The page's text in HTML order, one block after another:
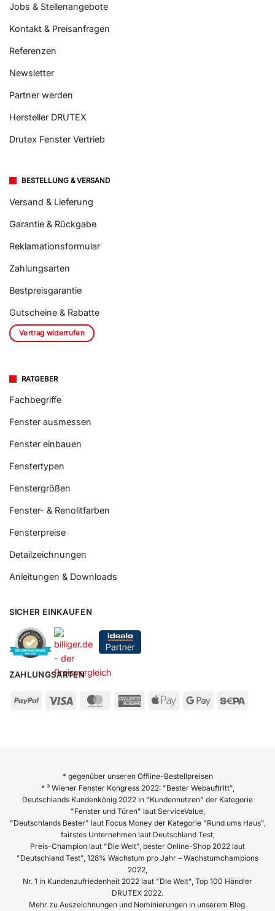
Jobs & Stellenangebote
Kontakt & Preisanfragen
Referenzen
Newsletter
Partner werden
Hersteller DRUTEX
Drutex Fenster Vertrieb
BESTELLUNG & VERSAND
Versand & Lieferung
Garantie & Rückgabe
Reklamationsformular
Zahlungsarten
Bestpreisgarantie
Gutscheine & Rabatte
Vertrag widerrufen
RATGEBER
Fachbegriffe
Fenster ausmessen
Fenster einbauen
Fenstertypen
Fenstergrößen
Fenster- & Renolitfarben
Fensterpreise
Detailzeichnungen
Anleitungen & Downloads
SICHER EINKAUFEN
ZAHLUNGSARTEN
* gegenüber unseren Offline-Bestellpreisen
* ³ Wiener Fenster Kongress 2022: "Bester Webauftritt",
Deutschlands Kundenkönig 2022 in "Kundennutzen" der Kategorie
"Fenster und Türen" laut ServiceValue,
"Deutschlands Bester" laut Focus Money der Kategorie "Rund ums Haus",
fairstes Unternehmen laut Deutschland Test,
Preis-Champion laut "Die Welt", bester Online-Shop 2022 laut
"Deutschland Test", 128% Wachstum pro Jahr – Wachstumchampions
2022,
Nr. 1 in Kundenzufriedenheit 2022 laut "Die Welt", Top 100 Händler
DRUTEX 2022.
Mehr zu Auszeichnungen und Nominierungen in unserem Blog.